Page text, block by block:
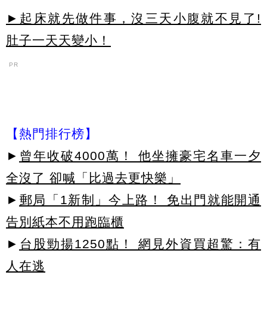
►起床就先做件事，沒三天小腹就不見了!
肚子一天天變小！
PR
【熱門排行榜】
► 曾年收破4000萬！ 他坐擁豪宅名車一夕
全沒了 卻喊「比過去更快樂」
► 郵局「1新制」今上路！ 免出門就能開通
告別紙本不用跑臨櫃
► 台股勁揚1250點！ 網見外資買超驚：有
人在逃